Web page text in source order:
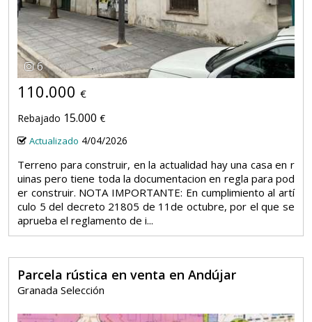
6
110.000 €
Rebajado 15.000 €
Actualizado 4/04/2026
Terreno para construir, en la actualidad hay una casa en r
uinas pero tiene toda la documentacion en regla para pod
er construir. NOTA IMPORTANTE: En cumplimiento al artí
culo 5 del decreto 21805 de 11de octubre, por el que se
aprueba el reglamento de i...
Parcela rústica en venta en Andújar
Granada Selección